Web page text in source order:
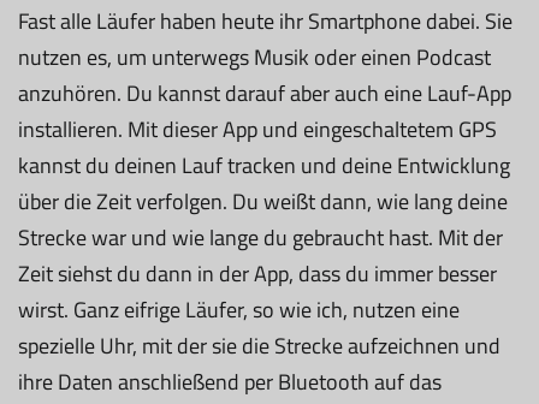
Fast alle Läufer haben heute ihr Smartphone dabei. Sie
nutzen es, um unterwegs Musik oder einen Podcast
anzuhören. Du kannst darauf aber auch eine Lauf-App
installieren. Mit dieser App und eingeschaltetem GPS
kannst du deinen Lauf tracken und deine Entwicklung
über die Zeit verfolgen. Du weißt dann, wie lang deine
Strecke war und wie lange du gebraucht hast. Mit der
Zeit siehst du dann in der App, dass du immer besser
wirst. Ganz eifrige Läufer, so wie ich, nutzen eine
spezielle Uhr, mit der sie die Strecke aufzeichnen und
ihre Daten anschließend per Bluetooth auf das